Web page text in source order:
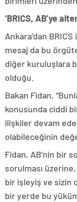
‘BRICS, AB’ye
Ankara’dan
mesaj da bu
diğer kuruluşlara
olduğu.
Bakan Fidan,
konusunda ciddi
ilişkiler devam
olabileceğinin
Fidan, AB’nin bir
sorulması
bir işleyiş ve sizin
bir yerde bu